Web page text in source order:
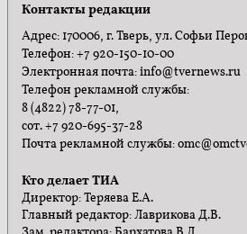
Контакты редакции
Адрес: 170006, г. Тверь, ул. Софьи
Телефон: +7 920-150-10-00
Электронная почта: info@tvernews.ru
Телефон рекламной службы:
8 (4822) 78-77-01,
сот. +7 920-695-37-28
Почта рекламной службы:
Кто делает ТИА
Директор: Теряева Е.А.
Главный редактор: Лаврикова Д.В.